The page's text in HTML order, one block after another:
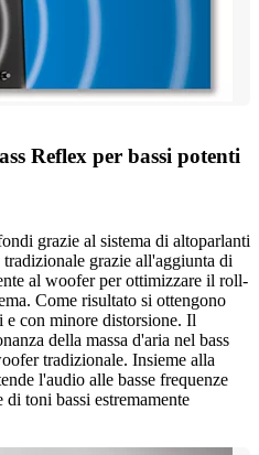
Reflex per bassi potenti
grazie al sistema di altoparlanti
grazie all'aggiunta di
al woofer per ottimizzare il roll-
Come risultato si ottengono
con minore distorsione. Il
della massa d'aria nel bass
tradizionale. Insieme alla
l'audio alle basse frequenze
toni bassi estremamente